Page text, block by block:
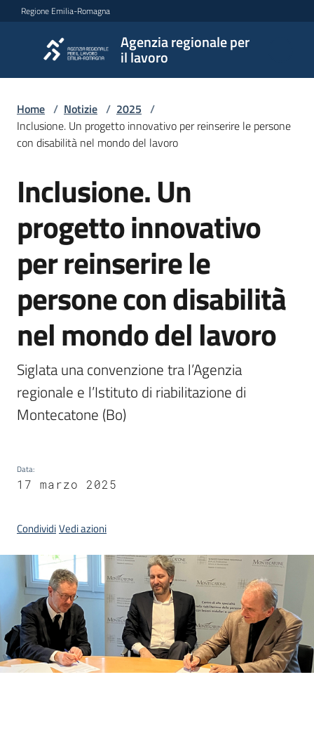
Vai al contenuto
Vai alla navigazione
Vai al footer
Regione Emilia-Romagna
Agenzia regionale per
il lavoro
Agenzia
regionale
per il
lavoro
Novità
Servizi
I
centri
per
l'impiego
Lavoro
su
Home / Notizie / 2025 /
Inclusione. Un progetto innovativo per reinserire le persone
con disabilità nel mondo del lavoro
Salta al contenuto
Inclusione. Un
progetto innovativo
per reinserire le
persone con disabilità
nel mondo del lavoro
Siglata una convenzione tra l’Agenzia
regionale e l’Istituto di riabilitazione di
Montecatone (Bo)
Data:
17 marzo 2025
CondividiVedi azioni